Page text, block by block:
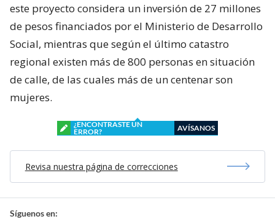
este proyecto considera un inversión de 27 millones
de pesos financiados por el Ministerio de Desarrollo
Social, mientras que según el último catastro
regional existen más de 800 personas en situación
de calle, de las cuales más de un centenar son
mujeres.
¿ENCONTRASTE UN
ERROR?
AVÍSANOS
Revisa nuestra página de correcciones
Síguenos en: